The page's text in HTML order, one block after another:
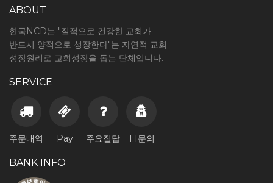
ABOUT
한국NCD는 "질적으로 건강한 교회가
반드시 양적으로 성장한다"는 자연적 교회
성장원리로 교회성장을 돕는 단체입니다.
SERVICE
주문내역 Pay 주요질답 1:1문의
BANK INFO